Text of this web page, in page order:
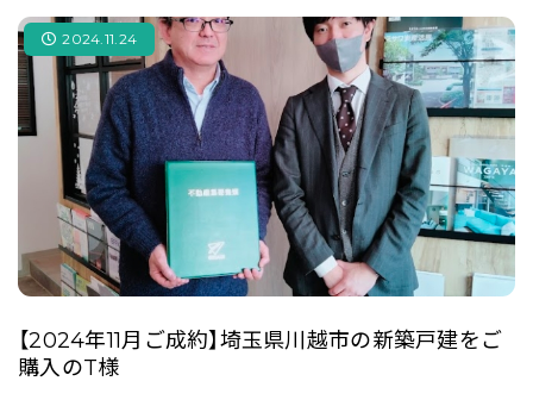
2024.11.24
【2024年11月ご成約】埼玉県川越市の新築戸建をご
購入のT様